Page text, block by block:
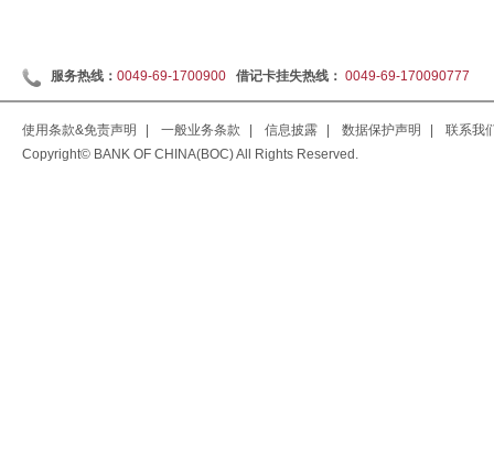
服务热线： 0049-69-1700900 借记卡挂失热线： 0049-69-170090777
使用条款&免责声明 一般业务条款 信息披露 数据保护声明
联系我
Copyright© BANK OF CHINA(BOC) All Rights Reserved.